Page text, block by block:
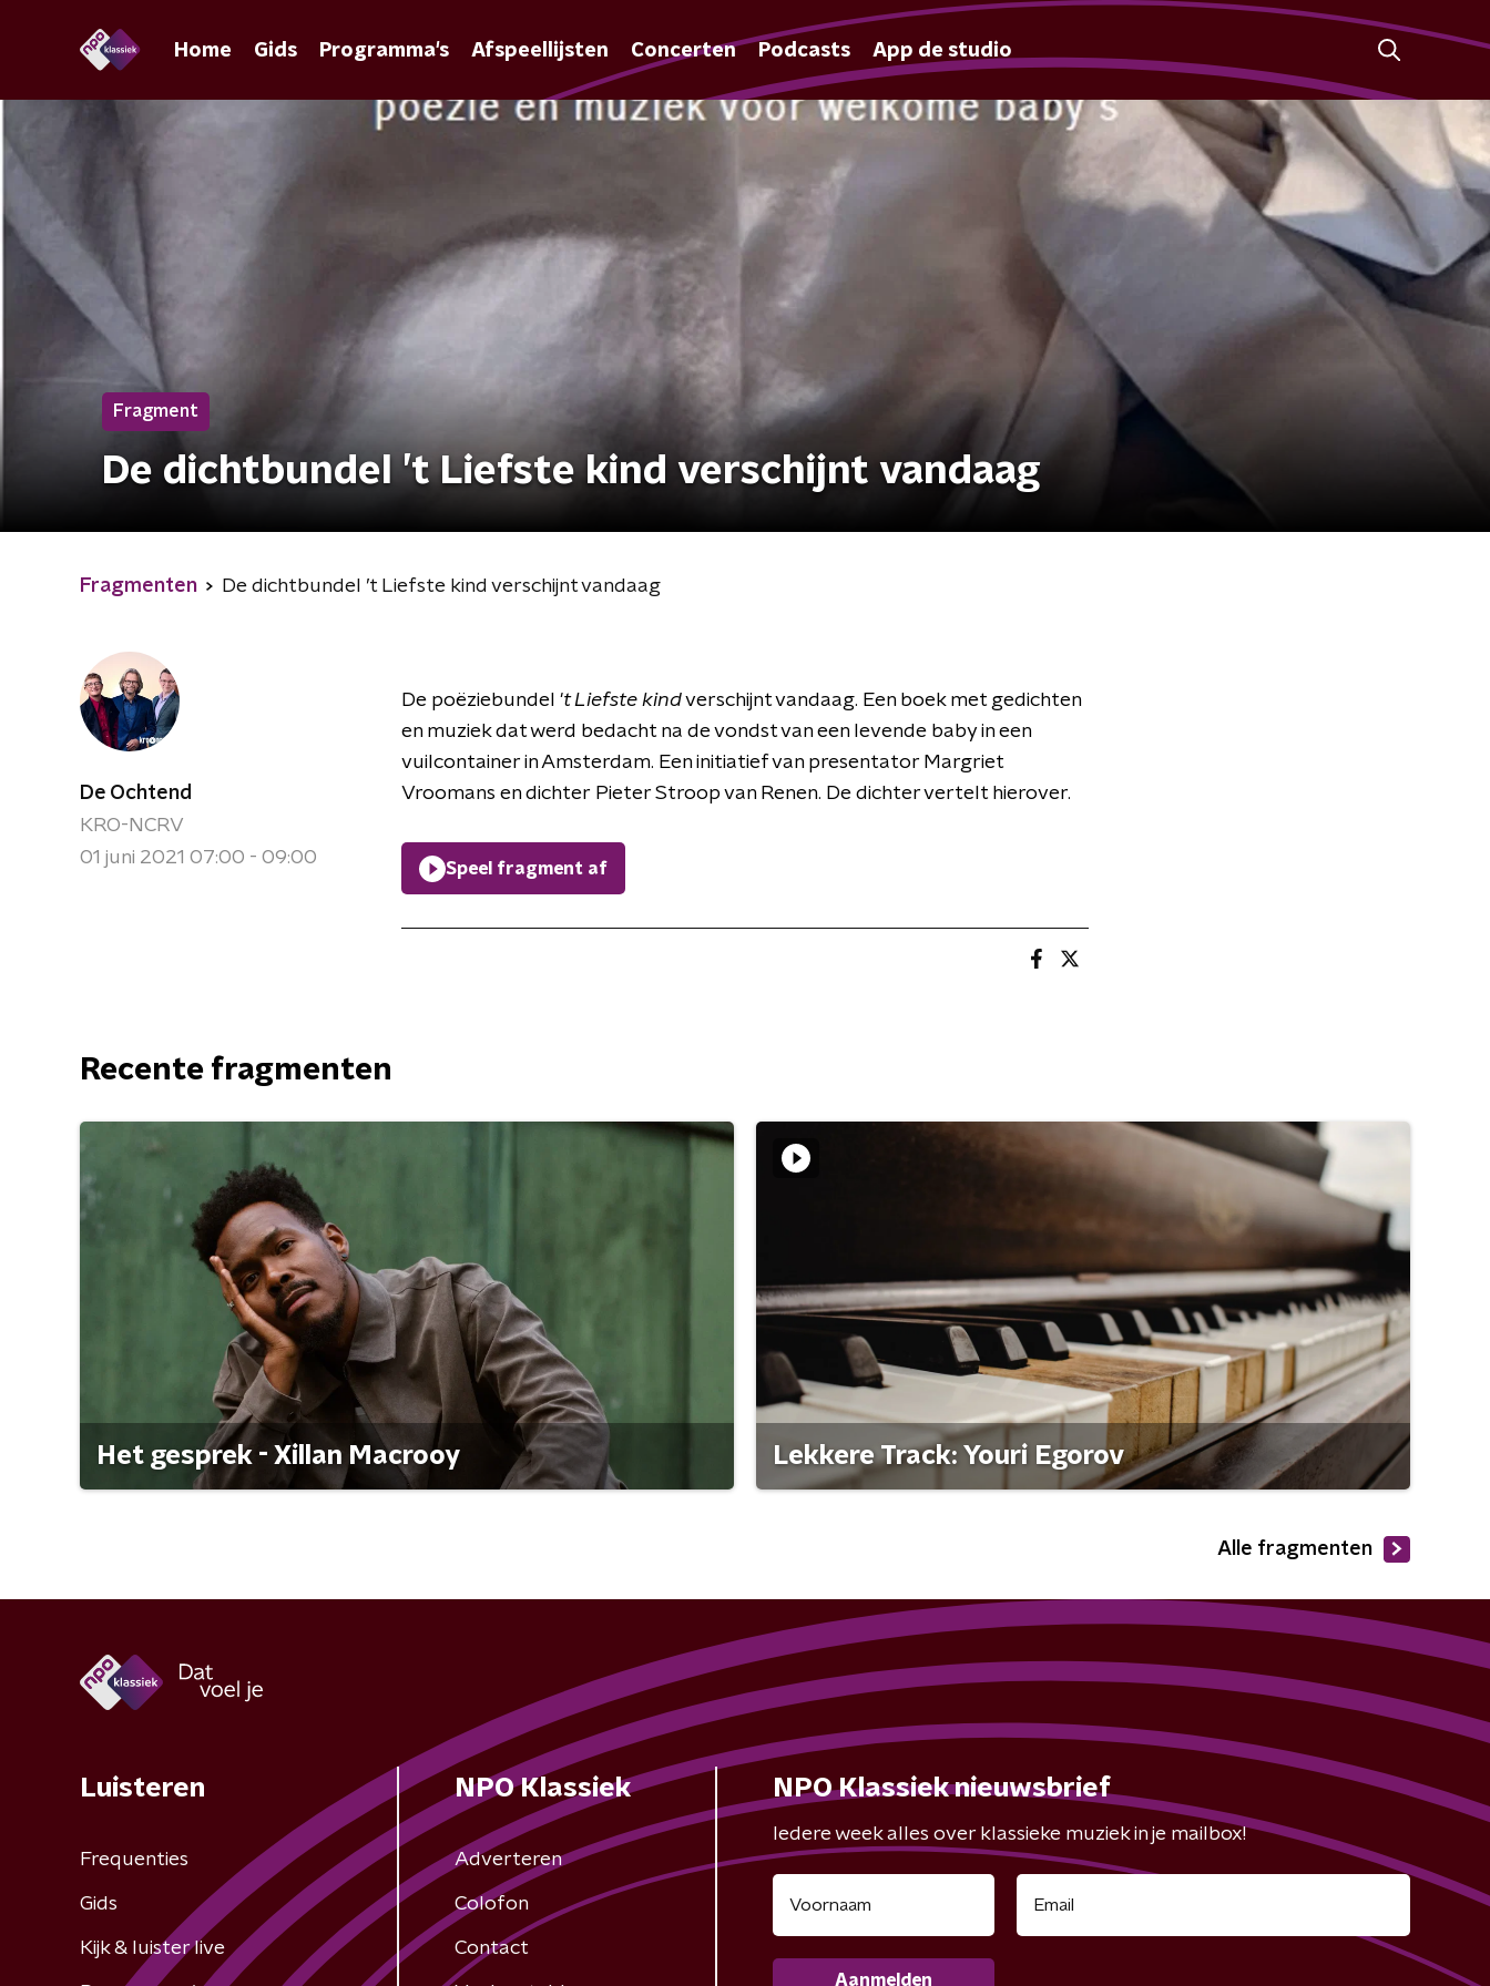
Home Gids Programma's Afspeellijsten Concerten Podcasts App de studio
Fragment
De dichtbundel ’t Liefste kind verschijnt vandaag
Fragmenten De dichtbundel ’t Liefste kind verschijnt vandaag
De Ochtend
KRO-NCRV
01 juni 2021 07:00 - 09:00
De poëziebundel 't Liefste kindverschijnt vandaag. Een boek met gedichten
en muziek dat werd bedacht na de vondst van een levende baby in een
vuilcontainer in Amsterdam. Een initiatief van presentator Margriet
Vroomans en dichter Pieter Stroop van Renen. De dichter vertelt hierover.
Speel fragment af
Recente fragmenten
Het gesprek - Xillan Macrooy Lekkere Track: Youri Egorov
Alle fragmenten
Luisteren
Frequenties
Gids
Kijk & luister live
NPO Klassiek
Adverteren
Colofon
Contact
NPO Klassiek nieuwsbrief
Iedere week alles over klassieke muziek in je mailbox!
Aanmelden